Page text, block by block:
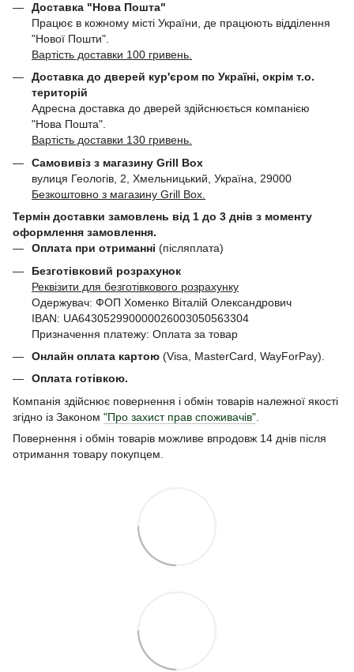
Доставка "Нова Пошта"
Працює в кожному місті України, де працюють відділення
"Нової Пошти".
Вартість доставки 100 гривень.
Доставка до дверей кур'єром по Україні, окрім т.о.
територій
Адресна доставка до дверей здійснюється компанією
"Нова Пошта".
Вартість доставки 130 гривень.
Самовивіз з магазину Grill Box
вулиця Геологів, 2, Хмельницький, Україна, 29000
Безкоштовно з магазину Grill Box.
Термін доставки замовлень від 1 до 3 днів з моменту
оформлення замовлення.
Оплата при отриманні (післяплата)
Безготівковий розрахунок
Реквізити для безготівкового розрахунку
Одержувач: ФОП Хоменко Віталій Олександрович
IBAN: UA643052990000026003050563304
Призначення платежу: Оплата за товар
Онлайн оплата картою (Visa, MasterCard, WayForPay).
Оплата готівкою.
Компанія здійснює повернення і обмін товарів належної якості
згідно із Законом "Про захист прав споживачів"
Повернення і обмін товарів можливе впродовж 14 днів після
отримання товару покупцем.